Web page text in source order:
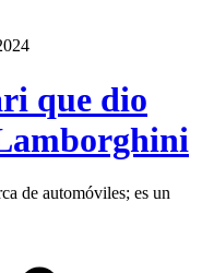
que dio
de automóviles; es un